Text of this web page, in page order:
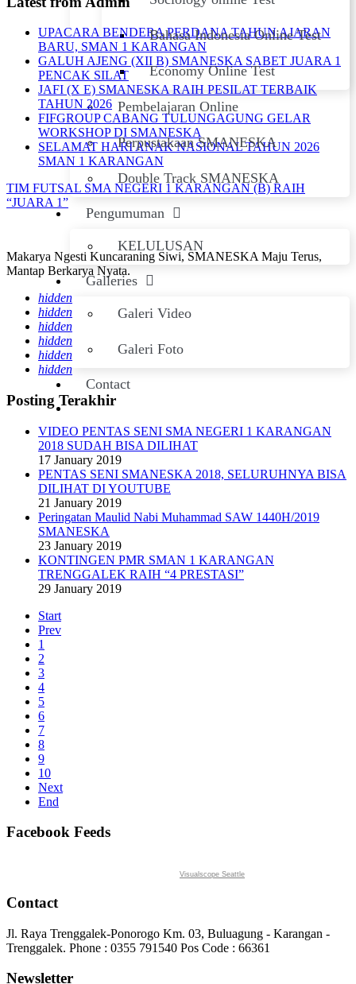
Bahasa Indonesia Online Test
Economy Online Test
Pembelajaran Online
Perpustakaan SMANESKA
Double Track SMANESKA
Pengumuman
KELULUSAN
Galleries
Galeri Video
Galeri Foto
Contact
UPACARA BENDERA PERDANA TAHUN AJARAN
BARU, SMAN 1 KARANGAN
GALUH AJENG (XII B) SMANESKA SABET JUARA 1
PENCAK SILAT
JAFI (X E) SMANESKA RAIH PESILAT TERBAIK
TAHUN 2026
FIFGROUP CABANG TULUNGAGUNG GELAR
WORKSHOP DI SMANESKA
SELAMAT HARI ANAK NASIONAL TAHUN 2026
SMAN 1 KARANGAN
TIM FUTSAL SMA NEGERI 1 KARANGAN (B) RAIH
“JUARA 1”
Makarya Ngesti Kuncaraning Siwi, SMANESKA Maju Terus,
Mantap Berkarya Nyata.
hidden
hidden
hidden
hidden
hidden
hidden
Posting Terakhir
VIDEO PENTAS SENI SMA NEGERI 1 KARANGAN
2018 SUDAH BISA DILIHAT
17 January 2019
PENTAS SENI SMANESKA 2018, SELURUHNYA BISA
DILIHAT DI YOUTUBE
21 January 2019
Peringatan Maulid Nabi Muhammad SAW 1440H/2019
SMANESKA
23 January 2019
KONTINGEN PMR SMAN 1 KARANGAN
TRENGGALEK RAIH “4 PRESTASI”
29 January 2019
Start
Prev
1
2
3
4
5
6
7
8
9
10
Next
End
Facebook Feeds
Visualscope Seattle
Contact
Jl. Raya Trenggalek-Ponorogo Km. 03, Buluagung - Karangan -
Trenggalek. Phone : 0355 791540 Pos Code : 66361
Newsletter